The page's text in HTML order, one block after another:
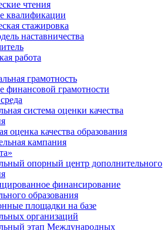
чтения
квалификации
стажировка
наставничества
работа
грамотность
грамотности
система оценки качества
оценка качества образования
кампания
опорный центр дополнительного
финансирование
образования
площадки на базе
организаций
этап Международных